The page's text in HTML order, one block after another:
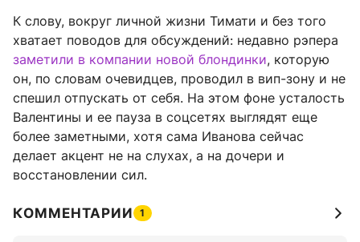
К слову, вокруг личной жизни Тимати и без того
хватает поводов для обсуждений: недавно рэпера
заметили в компании новой блондинки, которую
он, по словам очевидцев, проводил в вип-зону и не
спешил отпускать от себя. На этом фоне усталость
Валентины и ее пауза в соцсетях выглядят еще
более заметными, хотя сама Иванова сейчас
делает акцент не на слухах, а на дочери и
восстановлении сил.
КОММЕНТАРИИ 1